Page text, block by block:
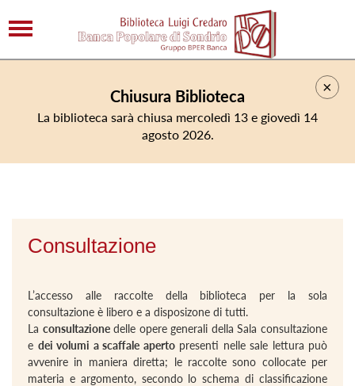
×
Chiusura Biblioteca
La biblioteca sarà chiusa mercoledì 13 e giovedì 14
agosto 2026.
Consultazione
L’accesso alle raccolte della biblioteca per la sola
consultazione è libero e a disposizone di tutti.
La consultazionedelle opere generali della Sala consultazione
e dei volumi a scaffale apertopresenti nelle sale lettura può
avvenire in maniera diretta; le raccolte sono collocate per
materia e argomento, secondo lo schema di classificazione